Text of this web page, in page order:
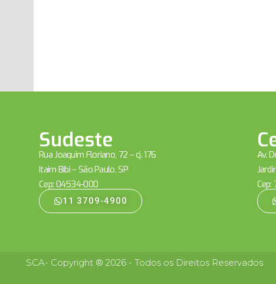
Sudeste
Rua Joaquim Floriano, 72 – cj. 176
Itaim Bibi – São Paulo, SP
Cep: 04534-000
11 3709-4900
Av.
Cep:
SCA- Copyright ® 2026 - Todos os Direitos Reservados